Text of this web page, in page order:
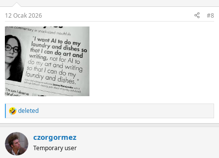
s
:
12 Ocak 2026 #8
R
e
c
t
i
deleted
czorgormez
Temporary user